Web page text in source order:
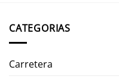
CATEGORIAS
Carretera